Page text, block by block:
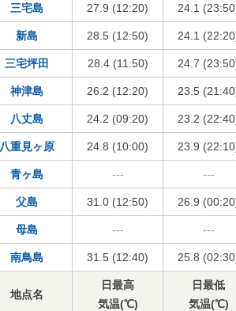
三宅島 27.9 (12:20) 24.1
新島 28.5 (12:50) 24.1
三宅坪田 28.4 (11:50) 24.7
神津島 26.2 (12:20) 23.5
八丈島 24.2 (09:20) 23.2
八重見ヶ原 24.8 (10:00) 23.9
青ヶ島 --- ---
父島 31.0 (12:50) 26.9
母島 --- ---
南鳥島 31.5 (12:40) 25.8
地点名
日最高
気温(℃)
日最低
気温(℃)